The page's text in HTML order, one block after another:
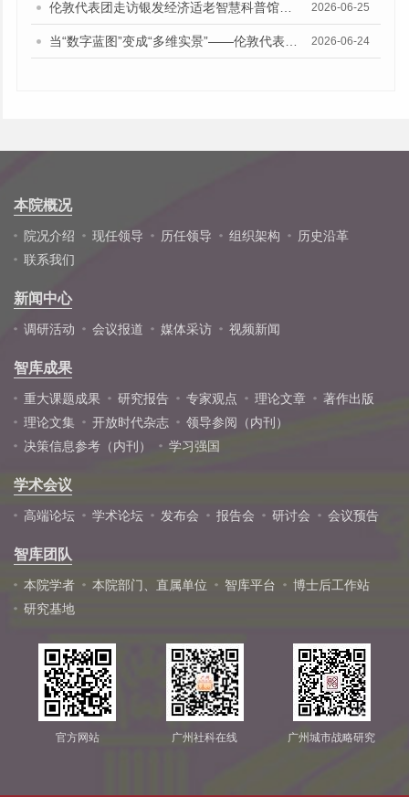
2026-06-25
2026-06-24
本院概况
院况介绍 现任领导 历任领导 组织架构
历史沿革
联系我们
新闻中心
调研活动 会议报道 媒体采访 视频新闻
智库成果
重大课题成果 研究报告 专家观点 理论文章
著作出版
理论文集
开放时代杂志
领导参阅（内刊）
决策信息参考（内刊）
学习强国
学术会议
高端论坛 学术论坛 发布会 报告会 研讨会 会议预告
智库团队
本院学者 本院部门、直属单位 智库平台
博士后工作站
研究基地
官方网站 广州社科在线 广州城市战略研究